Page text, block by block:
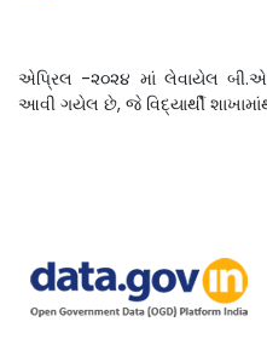
એપ્રિલ -૨૦૨૪ માં લેવાયેલ
આવી ગયેલ છે, જે વિદ્યાર્થી